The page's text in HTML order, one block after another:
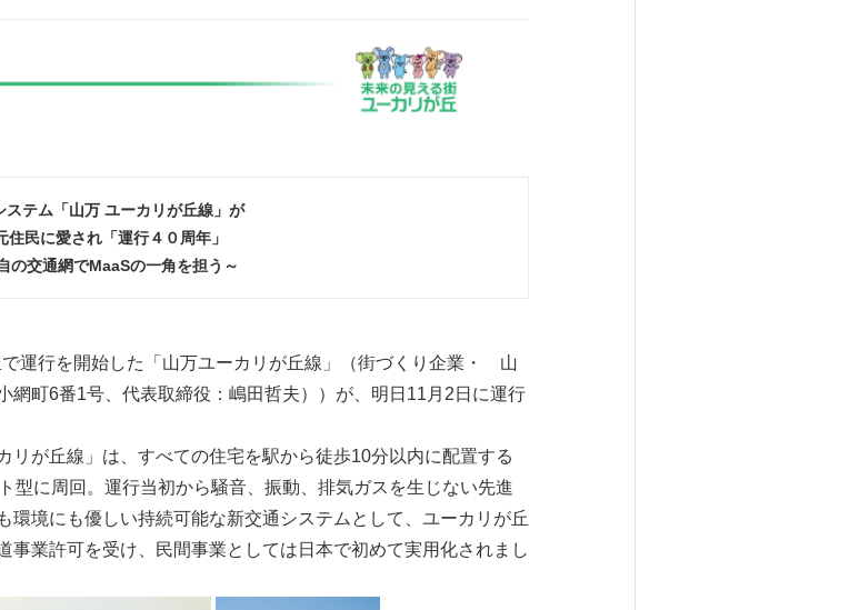
ステム「山万 ユーカリが丘線」が
住民に愛され「運行４０周年」
の交通網でMaaSの一角を担う～
運行を開始した「山万ユーカリが丘線」（街づくり企業・ 山
網町6番1号、代表取締役：嶋田哲夫））が、明日11月2日に運行
リが丘線」は、すべての住宅を駅から徒歩10分以内に配置する
型に周回。運行当初から騒音、振動、排気ガスを生じない先進
環境にも優しい持続可能な新交通システムとして、ユーカリが丘
事業許可を受け、民間事業としては日本で初めて実用化されまし